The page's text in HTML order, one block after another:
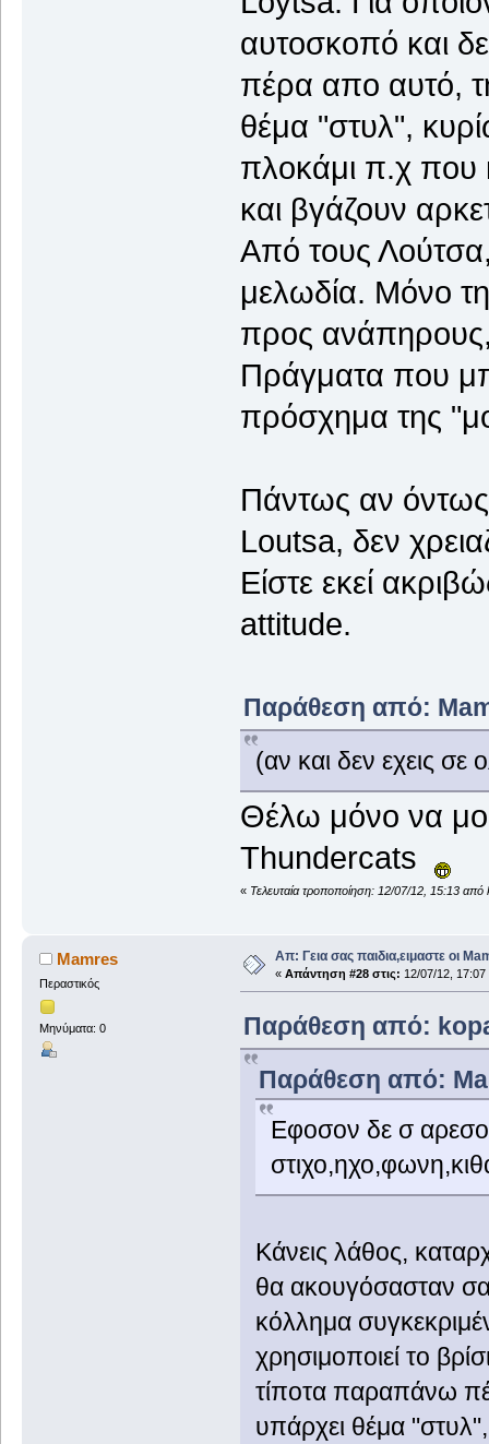
αυτοσκοπό και
πέρα απο αυτό,
θέμα "στυλ",
πλοκάμι π.χ που
και βγάζουν
Από τους Λούτσα,
μελωδία. Μόνο
προς ανάπηρους,
Πράγματα που
πρόσχημα της
Πάντως αν όντως
Loutsa, δεν
Είστε εκεί
attitude.
Παράθεση από:
(αν και δεν εχεις σε
Θέλω μόνο να μου
Thundercats
« Τελευταία τροποποίηση: 12/07/12, 15:13
Mamres
Περαστικός
Μηνύματα: 0
Απ: Γεια σας παιδια,ειμαστε οι
« Απάντηση #28 στις: 12/07/12, 17:07
Παράθεση από:
Παράθεση από:
Εφοσον δε σ
Κάνεις λάθος,
θα ακουγόσασταν
κόλλημα
χρησιμοποιεί το
τίποτα παραπάνω
υπάρχει θέμα